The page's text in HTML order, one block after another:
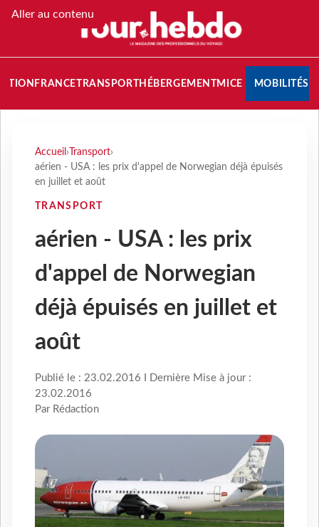
Aller au contenu
FRANCETRANSPORT HÉBERGEMENTMICE MOBILITÉS
Accueil › Transport›
aérien - USA : les prix d'appel de Norwegian déjà épuisés
en juillet et août
TRANSPORT
aérien - USA : les prix
d'appel de Norwegian
déjà épuisés en juillet et
août
Publié le : 23.02.2016 I Dernière Mise à jour :
23.02.2016
Par Rédaction